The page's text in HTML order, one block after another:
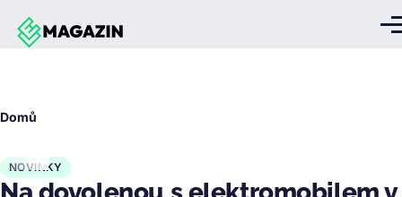
Přejít k hlavnímu obsahu
Domů
NOVINKY